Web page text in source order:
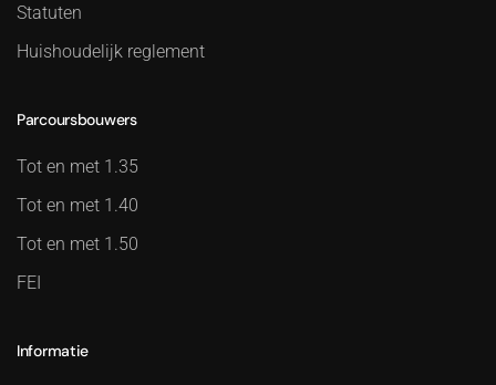
Statuten
Huishoudelijk reglement
Parcoursbouwers
Tot en met 1.35
Tot en met 1.40
Tot en met 1.50
FEI
Informatie